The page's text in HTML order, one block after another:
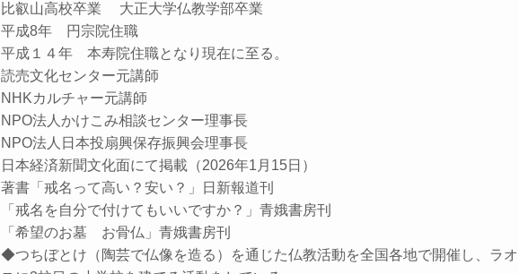
比叡山高校卒業 大正大学仏教学部卒業
平成8年 円宗院住職
平成１４年 本寿院住職となり現在に至る。
読売文化センター元講師
NHKカルチャー元講師
NPO法人かけこみ相談センター理事長
NPO法人日本投扇興保存振興会理事長
日本経済新聞文化面にて掲載（2026年1月15日）
著書「戒名って高い？安い？」日新報道刊
「戒名を自分で付けてもいいですか？」青娥書房刊
「希望のお墓 お骨仏」青娥書房刊
◆つちぼとけ（陶芸で仏像を造る）を通じた仏教活動を全国各地で開催し、ラオ